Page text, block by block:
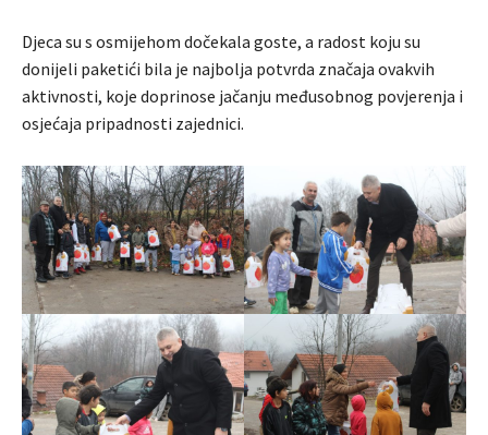
Djeca su s osmijehom dočekala goste, a radost koju su
donijeli paketići bila je najbolja potvrda značaja ovakvih
aktivnosti, koje doprinose jačanju međusobnog povjerenja i
osjećaja pripadnosti zajednici.